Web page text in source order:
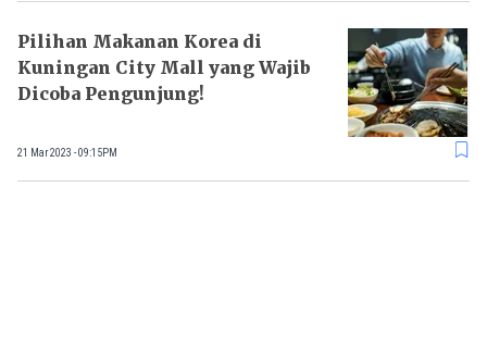
Pilihan Makanan Korea di
Kuningan City Mall yang Wajib
Dicoba Pengunjung!
21 Mar 2023 - 09:15PM